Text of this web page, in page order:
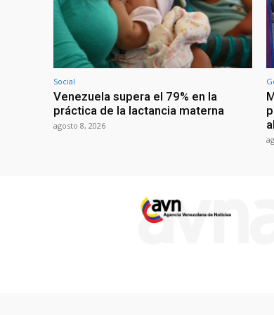
Social
Venezuela supera el 79% en la
práctica de la lactancia materna
agosto 8, 2026